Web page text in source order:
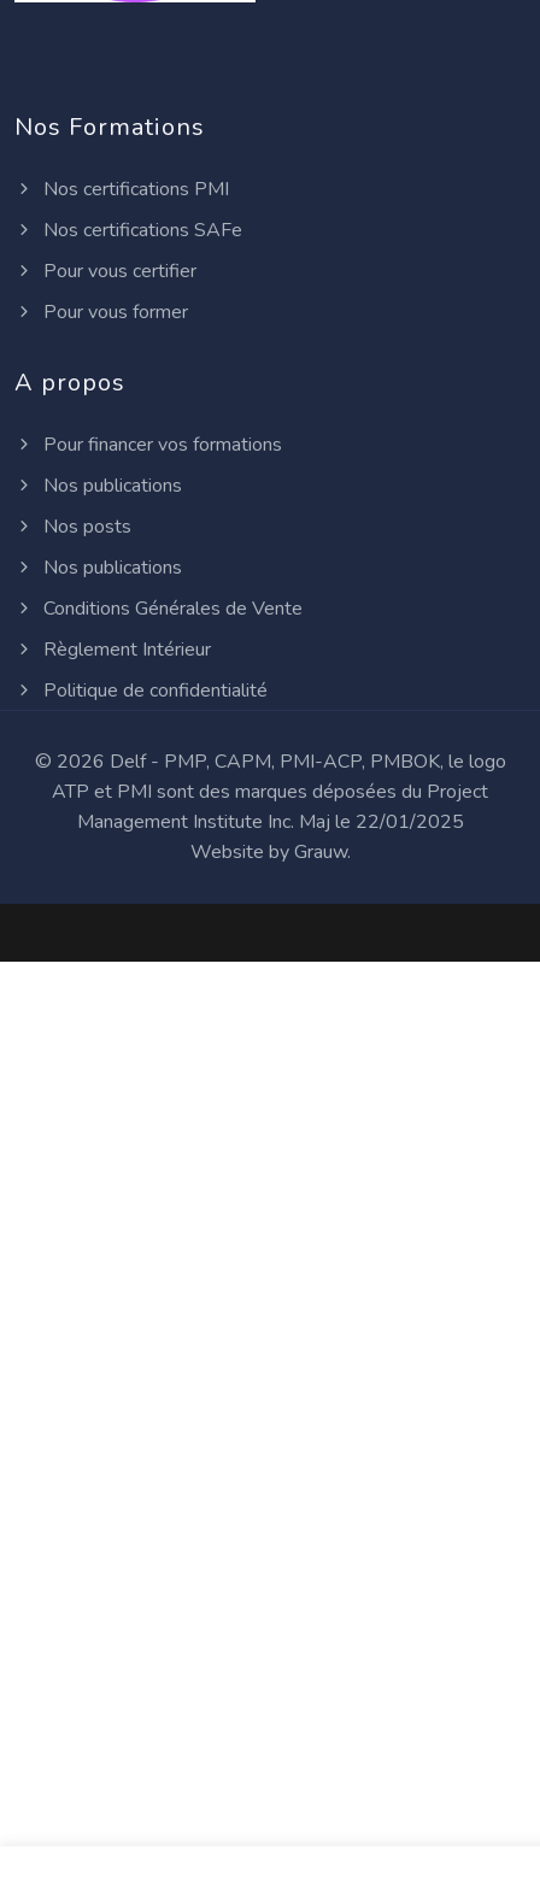
Nos Formations
Nos certifications PMI
Nos certifications SAFe
Pour vous certifier
Pour vous former
A propos
Pour financer vos formations
Nos publications
Nos posts
Nos publications
Conditions Générales de Vente
Règlement Intérieur
Politique de confidentialité
© 2026 Delf - PMP, CAPM, PMI-ACP, PMBOK, le logo
ATP et PMI sont des marques déposées du Project
Management Institute Inc. Maj le 22/01/2025
Website byGrauw.